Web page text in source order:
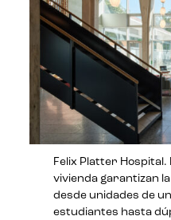
Felix Platter
vivienda garantizan
desde unidades de
estudiantes hasta